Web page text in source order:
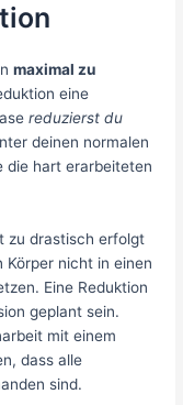
maximal zu
eine
reduzierst du
deinen normalen
die hart erarbeiteten
zu drastisch erfolgt
Körper nicht in einen
Eine Reduktion
geplant sein.
mit einem
dass alle
sind.